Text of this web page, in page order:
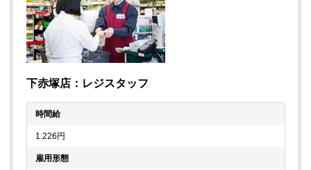
下赤塚店：レジスタッフ
時間給
1.226円
雇用形態